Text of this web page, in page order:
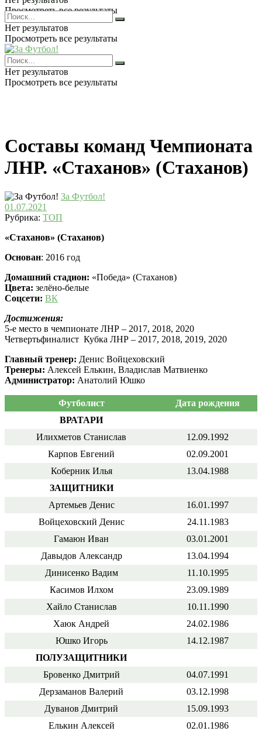
Просмотреть все результаты
Нет результатов
Просмотреть все результаты
Нет результатов
Просмотреть все результаты
Составы команд Чемпионата
ЛНР. «Стаханов» (Стаханов)
За Футбол!
01.07.2021
Рубрика: ТОП
«Стаханов» (Стаханов)
Основан: 2016 год
Домашний стадион: «Победа» (Стаханов)
Цвета: зелёно-белые
Соцсети: ВК
Достижения:
5-е место в чемпионате ЛНР – 2017, 2018, 2020
Четвертьфиналист Кубка ЛНР – 2017, 2018, 2019, 2020
Главный тренер: Денис Войцеховский
Тренеры: Алексей Елькин, Владислав Матвиенко
Администратор: Анатолий Юшко
Футболист
Дата рождения
ВРАТАРИ
Илихметов Станислав
12.09.1992
Карпов Евгений
02.09.2001
Коберник Илья
13.04.1988
ЗАЩИТНИКИ
Артемьев Денис
16.01.1997
Войцеховский Денис
24.11.1983
Гамаюн Иван
03.01.2001
Давыдов Александр
13.04.1994
Динисенко Вадим
11.10.1995
Касимов Илхом
23.09.1989
Хайло Станислав
10.11.1990
Хаюк Андрей
24.02.1986
Юшко Игорь
14.12.1987
ПОЛУЗАЩИТНИКИ
Бровенко Дмитрий
04.07.1991
Дерзаманов Валерий
03.12.1998
Дуванов Дмитрий
15.09.1993
Елькин Алексей
02.01.1986